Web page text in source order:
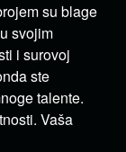
su blage
svojim
i surovoj
ste
talente.
Vaša